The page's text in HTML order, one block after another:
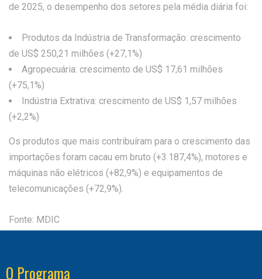
de 2025, o desempenho dos setores pela média diária foi:
Produtos da Indústria de Transformação: crescimento
de US$ 250,21 milhões (+27,1%)
Agropecuária: crescimento de US$ 17,61 milhões
(+75,1%)
Indústria Extrativa: crescimento de US$ 1,57 milhões
(+2,2%)
Os produtos que mais contribuíram para o crescimento das
importações foram cacau em bruto (+3.187,4%), motores e
máquinas não elétricos (+82,9%) e equipamentos de
telecomunicações (+72,9%).
Fonte: MDIC
O Programa